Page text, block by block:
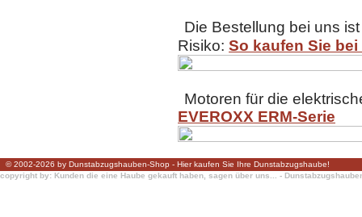
Die Bestellung bei uns
Risiko: So kaufen Sie
Motoren für die
EVEROXX ERM-Serie
© 2002-2026 by Dunstabzugshauben-Shop - Hier kaufen Sie Ihre Dunstabzugshaube!
copyright by: Kunden die eine Haube gekauft haben, sagen über uns... -